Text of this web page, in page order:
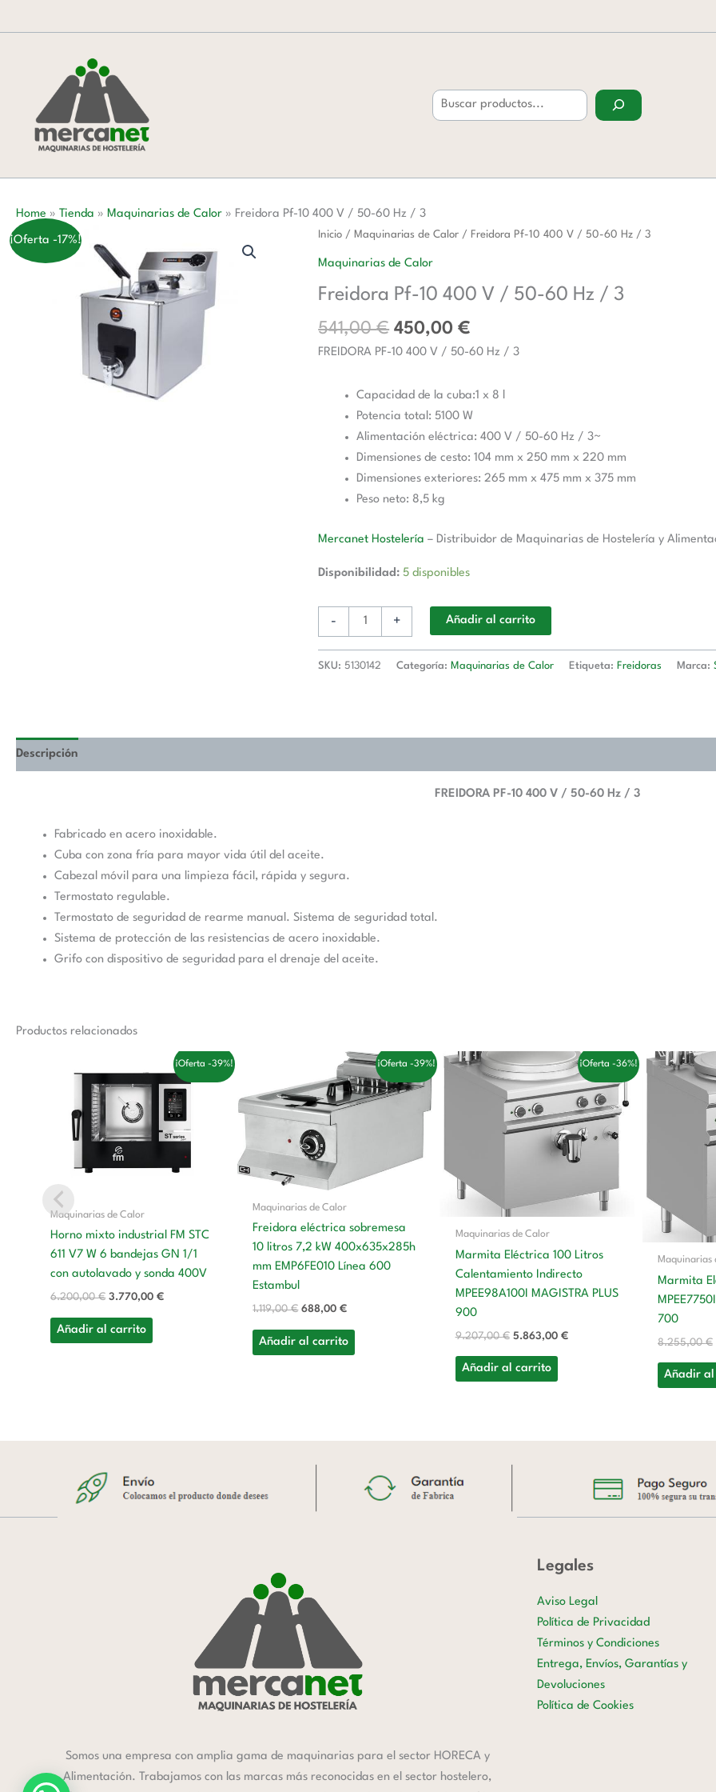
al
Home » Tienda » Maquinarias de Calor » Freidora Pf-10 400 V / 50-60 Hz / 3
¡Oferta -17%! Inicio / Maquinarias de Calor / Freidora Pf-10 400 V / 50-60 Hz / 3
Maquinarias de Calor
Freidora Pf-10 400 V / 50-60 Hz / 3
541,00€
El
precio
era:
541,00 €.
450,00€
El
es:
FREIDORA PF-10 400 V / 50-60 Hz / 3
Capacidad de la cuba:1 x 8 l
Potencia total: 5100 W
Alimentación eléctrica: 400 V / 50-60 Hz / 3~
Dimensiones de cesto: 104 mm x 250 mm x 220 mm
Dimensiones exteriores: 265 mm x 475 mm x 375 mm
Peso neto: 8,5 kg
Mercanet Hostelería – Distribuidor de Maquinarias de Hostelería y
Disponibilidad: 5 disponibles
-
Freidora
400
50-
cantidad
+ Añadir al carrito
SKU:5130142 Categoría: Maquinarias de Calor Etiqueta: Freidoras Marca:
Descripción
FREIDORA PF-10 400 V / 50-60 Hz / 3
Fabricado en acero inoxidable.
Cuba con zona fría para mayor vida útil del aceite.
Cabezal móvil para una limpieza fácil, rápida y segura.
Termostato regulable.
Termostato de seguridad de rearme manual. Sistema de seguridad total.
Sistema de protección de las resistencias de acero inoxidable.
Grifo con dispositivo de seguridad para el drenaje del aceite.
Productos relacionados
¡Oferta -39%!
Maquinarias de Calor
Horno mixto industrial FM STC
611 V7 W 6 bandejas GN 1/1
con autolavado y sonda 400V
6.200,00€
precio
original
era:
6.200,00 €.
3.770,00€
precio
actual
es:
3.770,00 €.
Añadir al carrito
¡Oferta -39%!
Maquinarias de Calor
Freidora eléctrica sobremesa
10 litros 7,2 kW 400x635x285h
mm EMP6FE010 Línea 600
Estambul
1.119,00€
original
era:
1.119,00 €.
688,00€
El
precio
actual
es:
Añadir al carrito
¡Oferta -36%!
Maquinarias de Calor
Marmita Eléctrica 100 Litros
Calentamiento Indirecto
MPEE98A100I MAGISTRA PLUS
900
9.207,00€
precio
original
era:
9.207,00 €.
5.863,00 €
El
precio
actual
es:
5.863,00 €.
Añadir al carrito
Maquinarias
Marmita
700
8.255,00€
Añadir
Somos una empresa con amplia gama de maquinarias para el sector HORECA y
Alimentación. Trabajamos con las marcas más reconocidas en el sector hostelero,
Legales
Aviso Legal
Política de Privacidad
Términos y Condiciones
Entrega, Envíos, Garantías y
Devoluciones
Política de Cookies